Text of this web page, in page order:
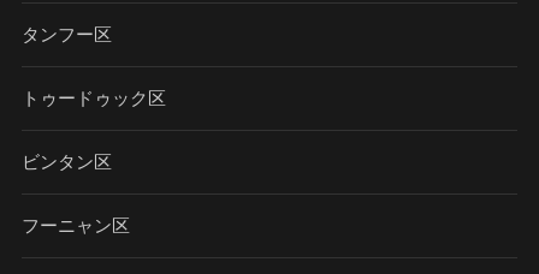
タンフー区
トゥードゥック区
ビンタン区
フーニャン区